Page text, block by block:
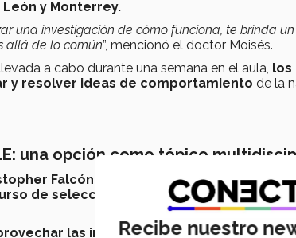
León y Monterrey.
una investigación de cómo funciona, te brinda
allá de lo común”, mencionó el doctor Moisés.
a cabo durante una semana en el aula, los
y resolver ideas de comportamiento de la
una opción como tópico
Falcón,
coordinador del laboratorio de
de selección y adecuación de pruebas
las instalaciones con las que
Recibe nuestro